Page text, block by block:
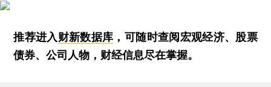
推荐进入财新数据库 ，可随时查阅宏观经济、股票
债券、公司人物，财经信息尽在掌握。